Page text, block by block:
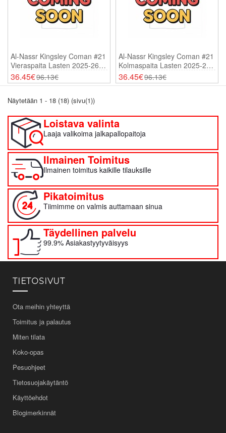
Al-Nassr Kingsley Coman #21
Vieraspaita Lasten 2025-26
Lyhythihainen (+ Shortsit)
36.45€96.13€
Al-Nassr Kingsley Coman #21
Kolmaspaita Lasten 2025-26
Lyhythihainen (+ Shortsit)
36.45€96.13€
Näytetään 1 - 18 (18) (sivu(1))
Loistava valinta
Laaja valikoima jalkapallopaitoja
Ilmainen Toimitus
Ilmainen toimitus kaikille tilauksille
Pikatoimitus
Tiimimme on valmis auttamaan sinua
Täydellinen palvelu
99.9% Asiakastyytyväisyys
TIETOSIVUT
Ota meihin yhteyttä
Toimitus ja palautus
Miten tilata
Koko-opas
Pesuohjeet
Tietosuojakäytäntö
Käyttöehdot
Blogimerkinnät